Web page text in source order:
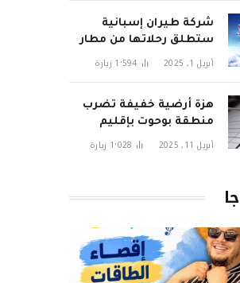
شركة طيران إسبانية
ستطلق رحلاتها من مطار
تطوان سانية الرمل قريبا
أبريل 1, 2025 1٬594 زيارة
هزة أرضية خفيفة تضرب
منطقة بوحوت بإقليم
الحسيمة وتثير قلق
أبريل 11, 2025 1٬028 زيارة